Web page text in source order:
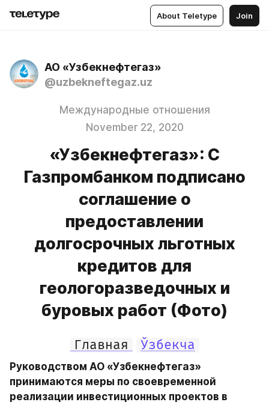
About Teletype Join
АО «Узбекнефтегаз»
@uzbekneftegaz.uz
Международные отношения
November 22, 2020
«Узбекнефтегаз»: С
Газпромбанком подписано
соглашение о
предоставлении
долгосрочных льготных
кредитов для
геологоразведочных и
буровых работ (Фото)
Главная Ўзбекча
Руководством АО «Узбекнефтегаз»
принимаются меры по своевременной
реализации инвестиционных проектов в